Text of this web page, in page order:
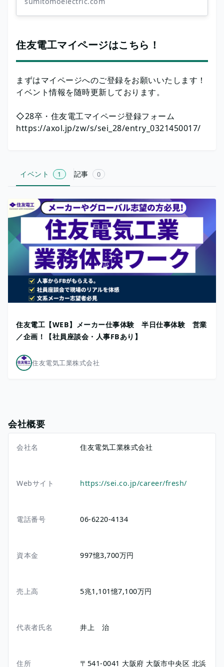
住友電工マイページはこちら！
まずはマイページへのご登録をお願いいたします！
イベント情報を随時更新しております。
◇28卒・住友電工マイページ登録フォーム
https://axol.jp/zw/s/sei_28/entry_0321450017/
イベント 1 記事 0
住友電工【WEB】メーカー仕事体験 半日仕事体験 営業
／企画！【社員座談会・人事FBあり】
住友電気工業株式会社
会社概要
会社名 住友電気工業株式会社
Webサイト https://sei.co.jp/career/fresh/
電話番号 06-6220-4134
資本金 997憶3,700万円
売上高 5兆1,101憶7,100万円
代表者氏名 井上 治
住所 〒541-0041 大阪府 大阪市中央区 北浜